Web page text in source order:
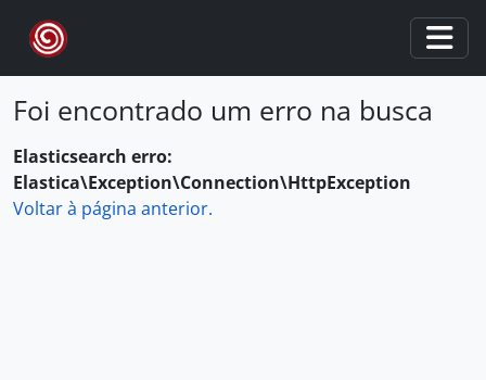
Skip to main content
Foi encontrado um erro na busca
Elasticsearch erro:
Elastica\Exception\Connection\HttpException
Voltar à página anterior.